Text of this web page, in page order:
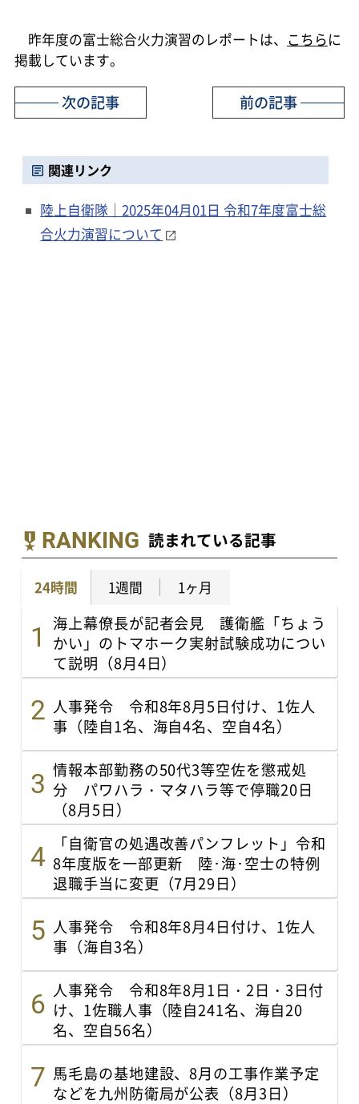
昨年度の富士総合火力演習のレポートは、 こちらに
掲載しています。
前の記事
次の記事
関連リンク
陸上自衛隊｜2025年04月01日 令和7年度富士総
合火力演習について
RANKING 読まれている記事
24時間 1週間 1ヶ月
海上幕僚長が記者会見 護衛艦「ちょう
かい」のトマホーク実射試験成功につい
て説明（8月4日）
人事発令 令和8年8月5日付け、1佐人
事（陸自1名、海自4名、空自4名）
情報本部勤務の50代3等空佐を懲戒処
分 パワハラ・マタハラ等で停職20日
（8月5日）
「自衛官の処遇改善パンフレット」令和
8年度版を一部更新 陸･海･空士の特例
退職手当に変更（7月29日）
人事発令 令和8年8月4日付け、1佐人
事（海自3名）
人事発令 令和8年8月1日・2日・3日付
け、1佐職人事（陸自241名、海自20
名、空自56名）
馬毛島の基地建設、8月の工事作業予定
などを九州防衛局が公表（8月3日）